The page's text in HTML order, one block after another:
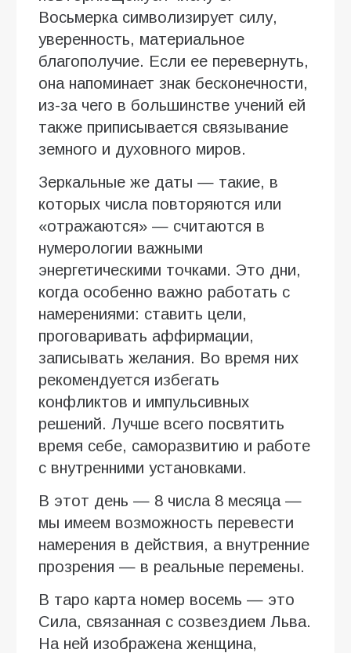
Восьмерка символизирует силу,
уверенность, материальное
благополучие. Если ее перевернуть,
она напоминает знак бесконечности,
из-за чего в большинстве учений ей
также приписывается связывание
земного и духовного миров.
Зеркальные же даты — такие, в
которых числа повторяются или
«отражаются» — считаются в
нумерологии важными
энергетическими точками. Это дни,
когда особенно важно работать с
намерениями: ставить цели,
проговаривать аффирмации,
записывать желания. Во время них
рекомендуется избегать
конфликтов и импульсивных
решений. Лучше всего посвятить
время себе, саморазвитию и работе
с внутренними установками.
В этот день — 8 числа 8 месяца —
мы имеем возможность перевести
намерения в действия, а внутренние
прозрения — в реальные перемены.
В таро карта номер восемь — это
Сила, связанная с созвездием Льва.
На ней изображена женщина,